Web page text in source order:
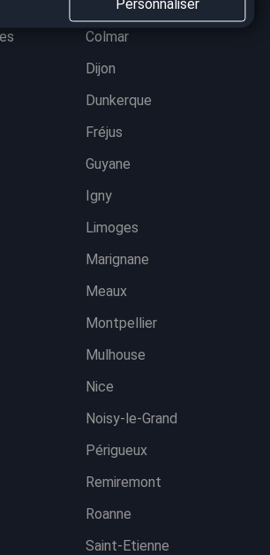
Chalon-sur-Saône
Colmar
Dijon
Dunkerque
Fréjus
Guyane
Igny
Limoges
Marignane
Meaux
Montpellier
Mulhouse
Nice
Noisy-le-Grand
Périgueux
Remiremont
Roanne
Saint-Etienne
Personnaliser